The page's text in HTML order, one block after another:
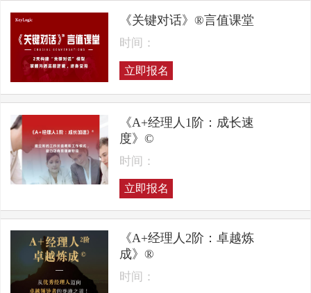
《关键对话》®言值课堂
时间：
立即报名
《A+经理人1阶：成长速
度》©
时间：
立即报名
《A+经理人2阶：卓越炼
成》®
时间：